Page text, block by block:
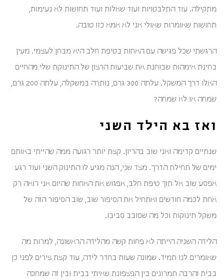
מתקילה. עוד התלבטויות ועוד שאלות ועוד תחושות לא נעימות,
תחושות שאומרות שאולי אני לא אמא כזו טובה.
הרגשתי שכל פגישה עם האחות בטיפת חלב היא מבחן לעצמי. מעין
בחינת אימהות שבוחנת את שביעות הרצון של התינוקת שלי מהחיים
האלו דרך המשקל. עלתה 300 גרם, נותרה במשקלה, עלתה 200 גרם,
שמחה או לא שמחה?
ואז בא הילד השני
שנתיים קדימה ואני שוב בהריון. קצת יותר רגועה ממה שהייתי באותם
ימים של תחילת הדרך. מצד שני, הנה מגיע לו התינוק השני ועוד רגע
אפסע שוב אל תוך טיפת חלב, אפגוש את האחות שהיום אני רואה רק
אחת לכמה חודשים ואתחיל את הסיפור שוב, שוב הסיפור הזה של
משקל תינוקות וכל מה שסובב סביבו.
הלידה השניה הייתה לא פחות קשה מהלידה הראשונה, למרות מה
שאומרים לנו תמיד. שמונה שעות בחדר לידה, עוד קצת צירים לפני כן
בבית והרבה תמרונים בין הפצפונת שאיתי בבית ובין זה שמחכה